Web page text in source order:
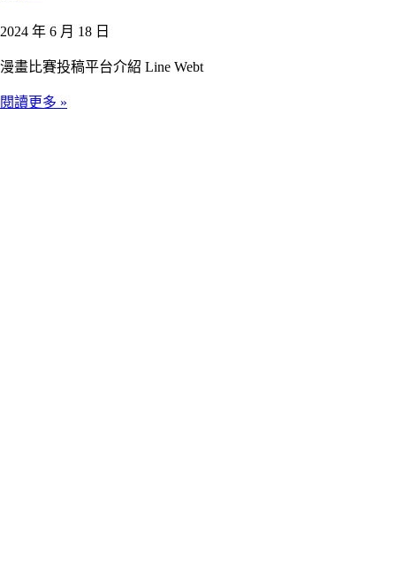
2024 年 6 月 18 日
漫畫比賽投稿平台介紹 Line Webt
閱讀更多 »